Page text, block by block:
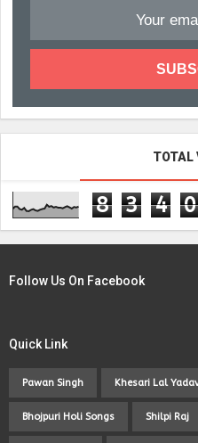
TOTAL
8 3 4 0
Follow Us On Facebook
Quick Link
Pawan Singh Khesari Lal
Bhojpuri Holi Songs Shilpi Raj